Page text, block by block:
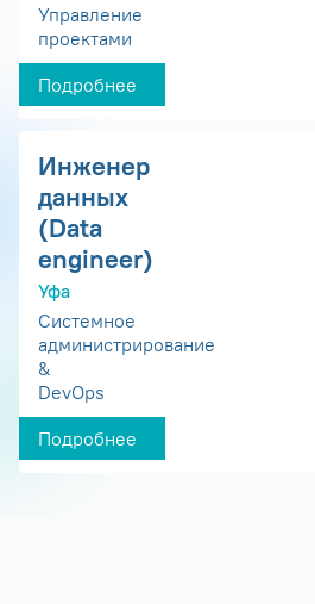
Управление
проектами
Подробнее
Инженер
данных
(Data
engineer)
Уфа
Системное
администрирование
&
DevOps
Подробнее